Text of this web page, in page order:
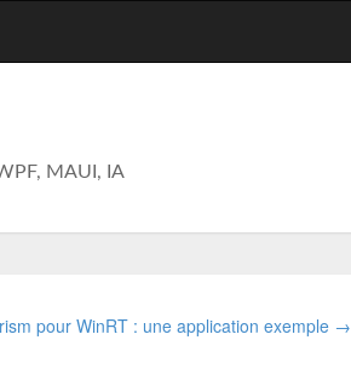
MAUI, IA
pour WinRT : une application exemple →